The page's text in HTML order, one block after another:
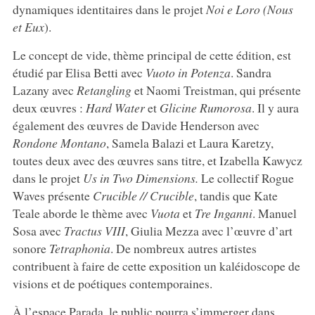
dynamiques identitaires dans le projetNoi e Loro (Nous
et Eux).
Le concept de vide, thème principal de cette édition, est
étudié par Elisa Betti avec Vuoto in Potenza. Sandra
Lazany avec Retanglinget Naomi Treistman, qui présente
deux œuvres : Hard Wateret Glicine Rumorosa. Il y aura
également des œuvres de Davide Henderson avec
Rondone Montano, Samela Balazi et Laura Karetzy,
toutes deux avec des œuvres sans titre, et Izabella Kawycz
dans le projetUs in Two Dimensions. Le collectif Rogue
Waves présenteCrucible // Crucible, tandis que Kate
Teale aborde le thème avec Vuota et Tre Inganni. Manuel
Sosa avec Tractus VIII, Giulia Mezza avec l’œuvre d’art
sonore Tetraphonia. De nombreux autres artistes
contribuent à faire de cette exposition un kaléidoscope de
visions et de poétiques contemporaines.
À l’espace Parada, le public pourra s’immerger dans